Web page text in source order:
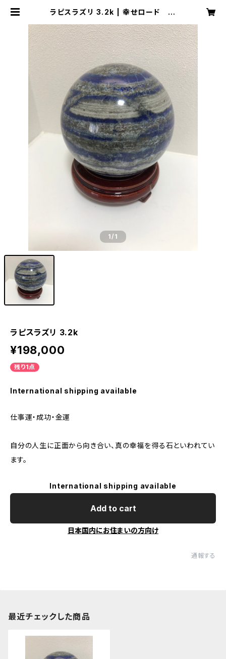
ラピスラズリ 3.2k | 幸せロード 龍
1/1
ラピスラズリ 3.2k
¥198,000
残り1点
International shipping available
仕事運・成功・金運
自分の人生に正面から向き合い、真の幸福を得る石といわれてい
ます。
International shipping available
Add to cart
日本国内にお住まいの方向け
通報する
最近チェックした商品